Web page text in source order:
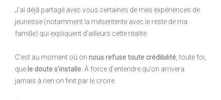
J’ai déjà partagé avec vous certaines de mes expériences de
jeunesse (notamment la mésentente avec le reste de ma
famille) qui expliquent d’ailleurs cette réalité.
C’est au moment où on nous refuse toute crédibilité , toute foi,
que le doute s’installe . À force d’entendre qu’on arrivera
jamais à rien on finit par le croire.